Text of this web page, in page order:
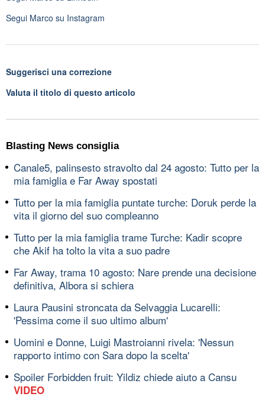
Segui Marco su Instagram
Suggerisci una correzione
Valuta il titolo di questo articolo
Blasting News consiglia
Canale5, palinsesto stravolto dal 24 agosto: Tutto per la
mia famiglia e Far Away spostati
Tutto per la mia famiglia puntate turche: Doruk perde la
vita il giorno del suo compleanno
Tutto per la mia famiglia trame Turche: Kadir scopre
che Akif ha tolto la vita a suo padre
Far Away, trama 10 agosto: Nare prende una decisione
definitiva, Albora si schiera
Laura Pausini stroncata da Selvaggia Lucarelli:
'Pessima come il suo ultimo album'
Uomini e Donne, Luigi Mastroianni rivela: 'Nessun
rapporto intimo con Sara dopo la scelta'
Spoiler Forbidden fruit: Yildiz chiede aiuto a Cansu
VIDEO